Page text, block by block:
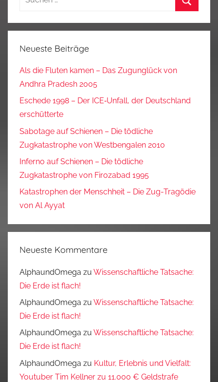
Neueste Beiträge
Als die Fluten kamen – Das Zugunglück von
Andhra Pradesh 2005
Eschede 1998 – Der ICE‑Unfall, der Deutschland
erschütterte
Sabotage auf Schienen – Die tödliche
Zugkatastrophe von Westbengalen 2010
Inferno auf Schienen – Die tödliche
Zugkatastrophe von Firozabad 1995
Katastrophen der Menschheit – Die Zug-Tragödie
von Al Ayyat
Neueste Kommentare
AlphaundOmega zu Wissenschaftliche Tatsache:
Die Erde ist flach!
AlphaundOmega zu Wissenschaftliche Tatsache:
Die Erde ist flach!
AlphaundOmega zu Wissenschaftliche Tatsache:
Die Erde ist flach!
AlphaundOmega zu Kultur, Erlebnis und Vielfalt:
Youtuber Tim Kellner zu 11.000 € Geldstrafe